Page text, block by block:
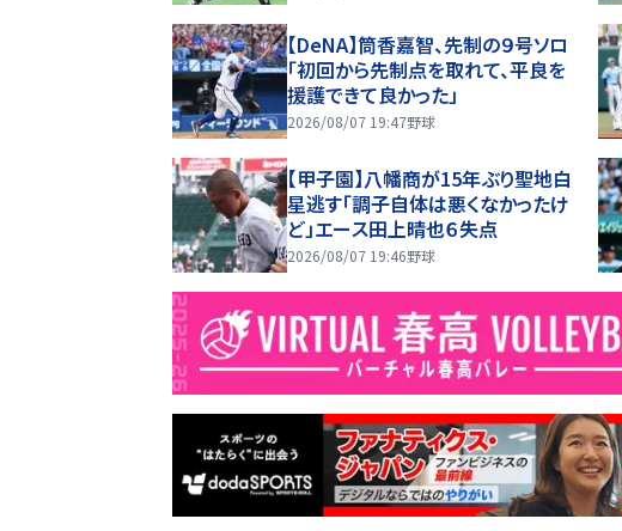
【DeNA】筒香嘉智、先制の９号ソロ
「初回から先制点を取れて、平良を
援護できて良かった」
2026/08/07 19:47野球
【甲子園】八幡商が15年ぶり聖地白
星逃す「調子自体は悪くなかったけ
ど」エース田上晴也６失点
2026/08/07 19:46野球